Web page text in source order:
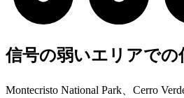
信号の弱いエリアでの
Montecristo National Park、Cerro